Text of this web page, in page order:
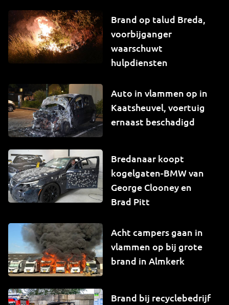
Brand op talud Breda,
voorbijganger
waarschuwt
hulpdiensten
Auto in vlammen op in
Kaatsheuvel, voertuig
ernaast beschadigd
Bredanaar koopt
kogelgaten-BMW van
George Clooney en
Brad Pitt
Acht campers gaan in
vlammen op bij grote
brand in Almkerk
Brand bij recyclebedrijf